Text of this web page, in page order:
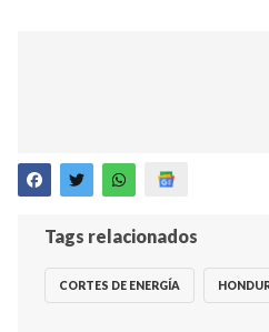
Tags relacionados
CORTES DE ENERGÍA